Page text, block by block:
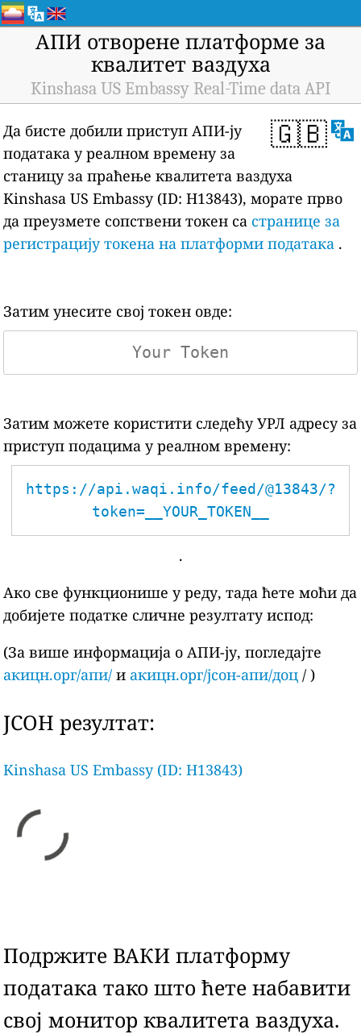
АПИ отворене платформе за
квалитет ваздуха
Kinshasa US Embassy Real-Time data API
🇬🇧
Да бисте добили приступ АПИ-ју
података у реалном времену за
станицу за праћење квалитета ваздуха
Kinshasa US Embassy (ID: H13843), морате прво
да преузмете сопствени токен са странице за
регистрацију токена на платформи података .
Затим унесите свој токен овде:
Затим можете користити следећу УРЛ адресу за
приступ подацима у реалном времену:
https://api.waqi.info/feed/@13843/?
token=__YOUR_TOKEN__
.
Ако све функционише у реду, тада ћете моћи да
добијете податке сличне резултату испод:
(За више информација о АПИ-ју, погледајте
акицн.орг/апи/ и акицн.орг/јсон-апи/доц / )
ЈСОН резултат:
Kinshasa US Embassy (ID: H13843)
Подржите ВАКИ платформу
података тако што ћете набавити
свој монитор квалитета ваздуха.